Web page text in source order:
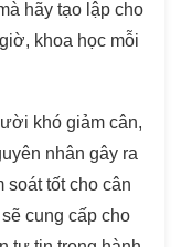
hãy tạo lập cho
khoa học mỗi
khó giảm cân,
nhân gây ra
soát tốt cho cân
cung cấp cho